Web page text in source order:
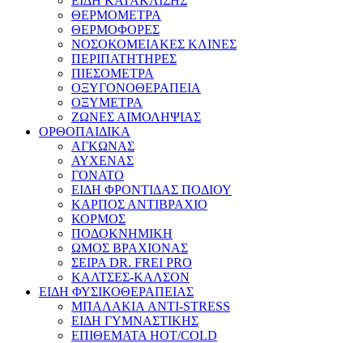
ΘΕΡΜΟΜΕΤΡΑ
ΘΕΡΜΟΦΟΡΕΣ
ΝΟΣΟΚΟΜΕΙΑΚΕΣ ΚΛΙΝΕΣ
ΠΕΡΙΠΑΤΗΤΗΡΕΣ
ΠΙΕΣΟΜΕΤΡΑ
ΟΞΥΓΟΝΟΘΕΡΑΠΕΙΑ
ΟΞΥΜΕΤΡΑ
ΖΩΝΕΣ ΑΙΜΟΛΗΨΙΑΣ
ΟΡΘΟΠΑΙΔΙΚΑ
ΑΓΚΩΝΑΣ
ΑΥΧΕΝΑΣ
ΓΟΝΑΤΟ
ΕΙΔΗ ΦΡΟΝΤΙΔΑΣ ΠΟΔΙΟΥ
ΚΑΡΠΟΣ ΑΝΤΙΒΡΑΧΙΟ
ΚΟΡΜΟΣ
ΠΟΔΟΚΝΗΜΙΚΗ
ΩΜΟΣ ΒΡΑΧΙΟΝΑΣ
ΣΕΙΡΑ DR. FREI PRO
ΚΑΛΤΣΕΣ-ΚΑΛΣΟΝ
ΕΙΔΗ ΦΥΣΙΚΟΘΕΡΑΠΕΙΑΣ
ΜΠΑΛΑΚΙΑ ANTI-STRESS
ΕΙΔΗ ΓΥΜΝΑΣΤΙΚΗΣ
ΕΠΙΘΕΜΑΤΑ HOT/COLD